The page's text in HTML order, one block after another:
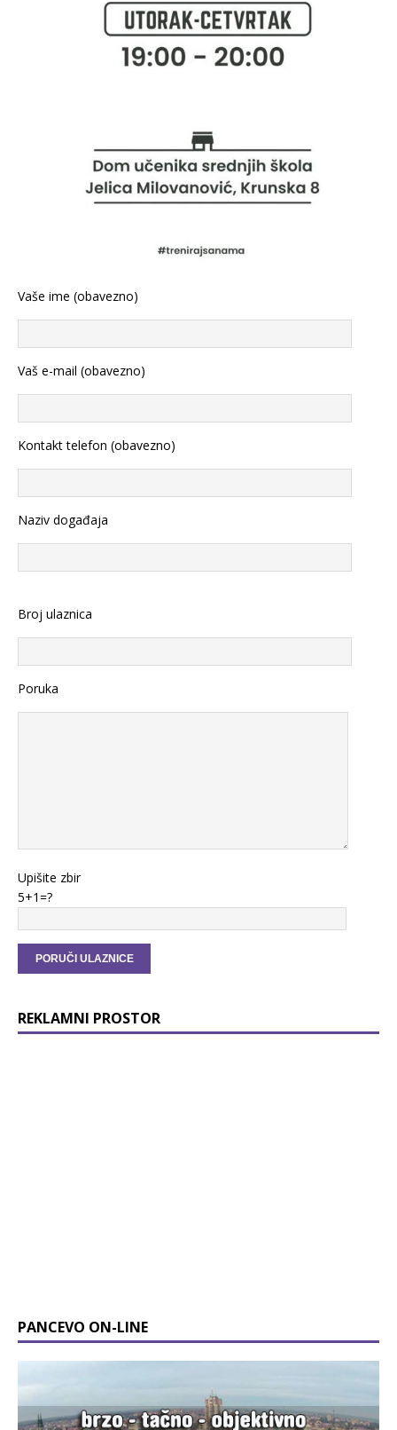
Vaše ime (obavezno)
Vaš e-mail (obavezno)
Kontakt telefon (obavezno)
Naziv događaja
Broj ulaznica
Poruka
Upišite zbir
5+1=?
REKLAMNI PROSTOR
PANCEVO ON-LINE